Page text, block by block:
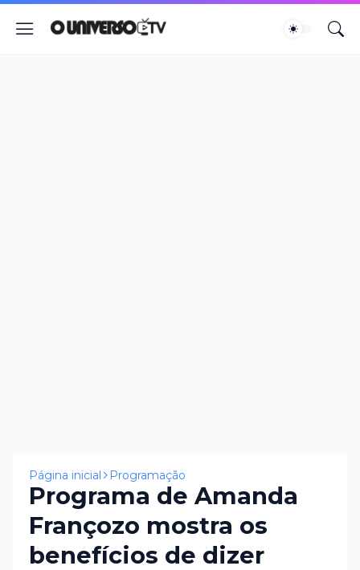
Página inicial Programação
Programa de Amanda
Françozo mostra os
benefícios de dizer